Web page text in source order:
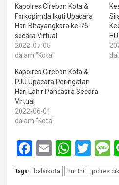
Kapolres Cirebon Kota &
Forkopimda Ikuti Upacara
Hari Bhayangkara ke-76
secara Virtual
2022-07-05
dalam "Kota"
Kapolres Cirebon Kota &
PJU Upacara Peringatan
Hari Lahir Pancasila Secara
Virtual
2022-06-01
dalam "Kota"
Facebook
Email
Tags: balaikota hut tni polres